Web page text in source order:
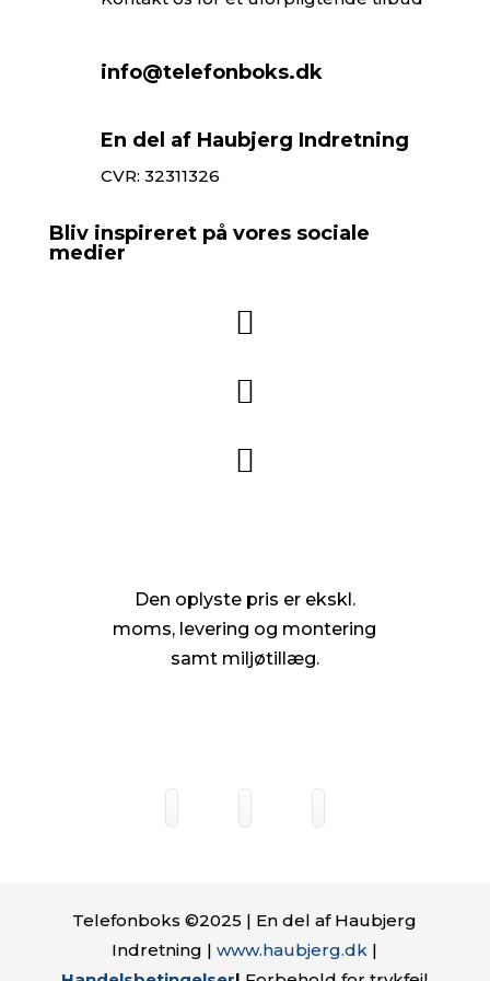
info@telefonboks.dk
En del af Haubjerg Indretning
CVR: 32311326
Bliv inspireret på vores sociale
medier



Den oplyste pris er ekskl.
moms, levering og montering
samt miljøtillæg.
Telefonboks ©2025 | En del af Haubjerg
Indretning |www.haubjerg.dk |